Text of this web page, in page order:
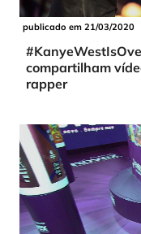
publicado em 21/03/2020
compartilham
rapper